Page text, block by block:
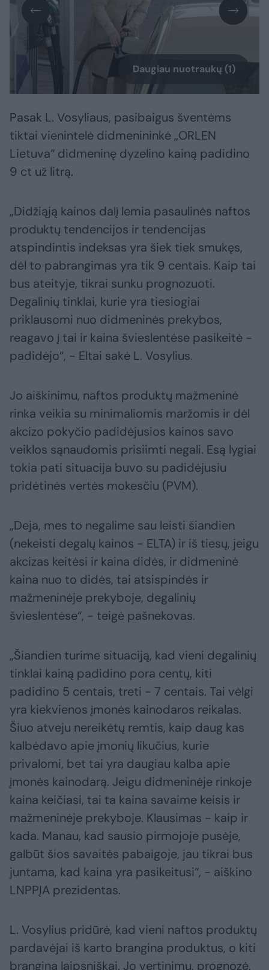
Daugiau nuotraukų (1)
Pasak L. Vosyliaus, pasibaigus šventėms
tiktai vienintelė didmenininkė „ORLEN
Lietuva“ didmeninę dyzelino kainą padidino
9 ct už litrą.
„Didžiąją kainos dalį lemia pasaulinės naftos
produktų tendencijos ir tendencijas
atspindintis indeksas yra šiek tiek smukęs,
dėl to pabrangimas yra tik 9 centais. Kaip tai
bus ateityje, tikrai sunku prognozuoti.
Degalinių tinklai, kurie yra tiesiogiai
priklausomi nuo didmeninės prekybos,
reagavo į tai ir kaina švieslentėse pasikeitė -
padidėjo“, - Eltai sakė L. Vosylius.
Jo aiškinimu, naftos produktų mažmeninė
rinka veikia su minimaliomis maržomis ir dėl
akcizo pokyčio padidėjusios kainos savo
veiklos sąnaudomis prisiimti negali. Esą lygiai
tokia pati situacija buvo su padidėjusiu
pridėtinės vertės mokesčiu (PVM).
„Deja, mes to negalime sau leisti šiandien
(nekeisti degalų kainos - ELTA) ir iš tiesų, jeigu
akcizas keitėsi ir kaina didės, ir didmeninė
kaina nuo to didės, tai atsispindės ir
mažmeninėje prekyboje, degalinių
švieslentėse“, - teigė pašnekovas.
„Šiandien turime situaciją, kad vieni degalinių
tinklai kainą padidino pora centų, kiti
padidino 5 centais, treti - 7 centais. Tai vėlgi
yra kiekvienos įmonės kainodaros reikalas.
Šiuo atveju nereikėtų remtis, kaip daug kas
kalbėdavo apie įmonių likučius, kurie
privalomi, bet tai yra daugiau kalba apie
įmonės kainodarą. Jeigu didmeninėje rinkoje
kaina keičiasi, tai ta kaina savaime keisis ir
mažmeninėje prekyboje. Klausimas - kaip ir
kada. Manau, kad sausio pirmojoje pusėje,
galbūt šios savaitės pabaigoje, jau tikrai bus
juntama, kad kaina yra pasikeitusi“, - aiškino
LNPPĮA prezidentas.
L. Vosylius pridūrė, kad vieni naftos produktų
pardavėjai iš karto brangina produktus, o kiti
brangina laipsniškai. Jo vertinimu, prognozė,